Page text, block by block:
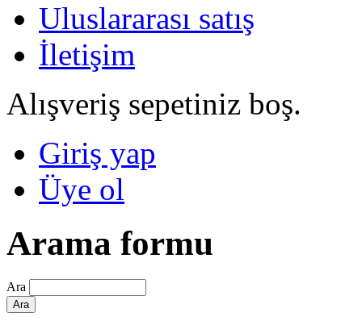
Uluslararası satış
İletişim
Alışveriş sepetiniz boş.
Giriş yap
Üye ol
Arama formu
Ara